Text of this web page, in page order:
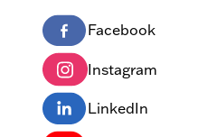
Facebook
Instagram
LinkedIn